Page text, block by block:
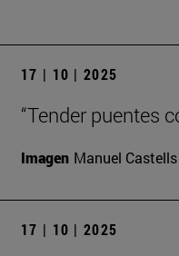
17 | 10 | 2025
“Tender puentes
Imagen Manuel Castells
17 | 10 | 2025